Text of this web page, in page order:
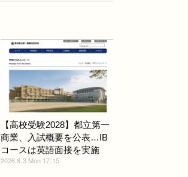
【高校受験2028】都立第一
商業、入試概要を公表…IB
コースは英語面接を実施
2026.8.3 Mon 17:15